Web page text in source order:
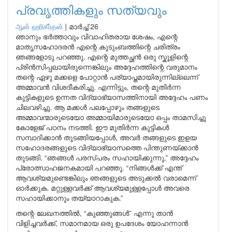
പ്രവൃത്തികളും സത്യവും
ஆன் ஹரிகீர்தன் | മാർച്ച് 26
ഞാനും ഭർത്താവും വിവാഹിതരായ ശേഷം, എന്റെ
മാതൃസഹോദരൻ എന്റെ കുടുംബത്തിന്റെ ചരിത്രം
ഞങ്ങളോടു പറഞ്ഞു. എന്റെ മുത്തച്ഛൻ ഒരു സ്കൂളിന്റെ
പ്രിൻസിപ്പലായിരുന്നെങ്കിലും അദ്ദേഹത്തിന്റെ വരുമാനം
തന്റെ ഏഴു മക്കളെ പോറ്റാൻ പര്യാപ്തമായിരുന്നില്ലെന്ന്
അമ്മാവൻ വിശദീകരിച്ചു. എന്നിട്ടും, തന്റെ മുതിർന്ന
കുട്ടികളുടെ ഉന്നത വിദ്യാഭ്യാസത്തിനായി അദ്ദേഹം പണം
ചിലവഴിച്ചു. ആ മക്കൾ പലപ്പോഴും തങ്ങളുടെ
അമ്മാവന്മാരുടെയോ അമ്മായിമാരുടെയോ ഒപ്പം താമസിച്ചു
കോളേജ് പഠനം നടത്തി. ഈ മുതിർന്ന കുട്ടികൾ
സമ്പാദിക്കാൻ തുടങ്ങിയപ്പോൾ, അവർ തങ്ങളുടെ ഇളയ
സഹോദരങ്ങളുടെ വിദ്യാഭ്യാസത്തെ പിന്തുണയ്ക്കാൻ
തുടങ്ങി. “ഞങ്ങൾ പരസ്പരം സഹായിക്കുന്നു,” അദ്ദേഹം
പ്രോത്സാഹജനകമായി പറഞ്ഞു. “നിങ്ങൾക്ക് എന്ത്
ആവശ്യമുണ്ടെങ്കിലും ഞങ്ങളുടെ അടുക്കൽ വരാമെന്ന്
ഓർക്കുക. മറ്റുള്ളവർക്ക് ആവശ്യമുള്ളപ്പോൾ അവരെ
സഹായിക്കാനും തയ്യാറാകുക.”
തന്റെ ലേഖനത്തിൽ, “കുഞ്ഞുങ്ങൾ” എന്നു താൻ
വിളിച്ചവർക്ക്, സമാനമായ ഒരു ഉപദേശം യോഹന്നാൻ